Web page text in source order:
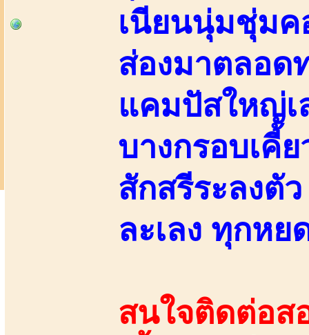
เนียนนุ่มชุ่มค
ส่องมาตลอด
แคมปัสใหญ่เ
บางกรอบเคี้
สักสรีระลงตั
ละเลง ทุกหย
สนใจติดต่อส